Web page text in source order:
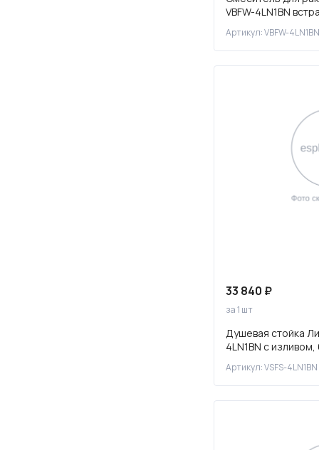
VBFW-4LN1BN
Артикул: VBFW-4LN1BN
33 840 ₽
за 1 шт
Душевая стойка
4LN1BN с
Артикул: VSFS-4LN1BN